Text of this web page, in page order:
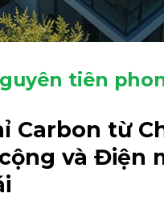
tiên
Carbon từ
và Điện